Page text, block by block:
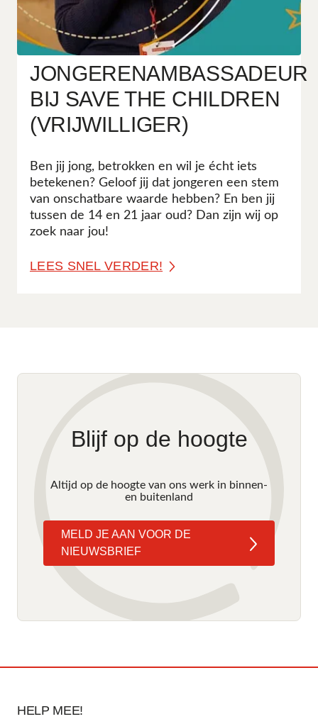
JONGERENAMBASSADEUR
BIJ SAVE THE CHILDREN
(VRIJWILLIGER)
Ben jij jong, betrokken en wil je écht iets
betekenen? Geloof jij dat jongeren een stem
van onschatbare waarde hebben? En ben jij
tussen de 14 en 21 jaar oud? Dan zijn wij op
zoek naar jou!
LEES SNEL VERDER!
Blijf op de hoogte
Altijd op de hoogte van ons werk in binnen-
en buitenland
MELD JE AAN VOOR DE
NIEUWSBRIEF
HELP MEE!